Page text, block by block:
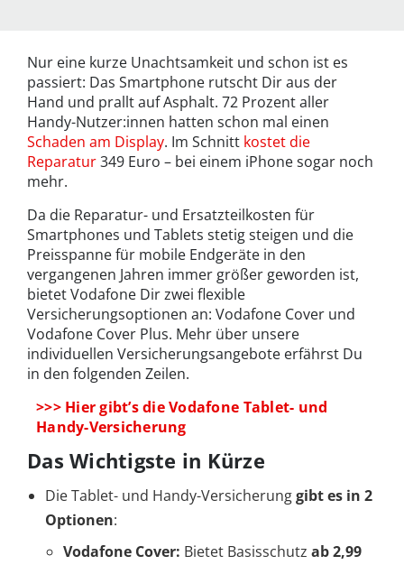
Nur eine kurze Unachtsamkeit und schon ist es
passiert: Das Smartphone rutscht Dir aus der
Hand und prallt auf Asphalt. 72 Prozent aller
Handy-Nutzer:innen hatten schon mal einen
Schaden am Display. Im Schnitt kostet die
Reparatur349 Euro – bei einem iPhone sogar noch
mehr.
Da die Reparatur- und Ersatzteilkosten für
Smartphones und Tablets stetig steigen und die
Preisspanne für mobile Endgeräte in den
vergangenen Jahren immer größer geworden ist,
bietet Vodafone Dir zwei flexible
Versicherungsoptionen an: Vodafone Cover und
Vodafone Cover Plus. Mehr über unsere
individuellen Versicherungsangebote erfährst Du
in den folgenden Zeilen.
>>> Hier gibt’s die Vodafone Tablet- und
Handy-Versicherung
Das Wichtigste in Kürze
Die Tablet- und Handy-Versicherunggibt es in 2
Optionen:
Vodafone Cover: Bietet Basisschutz ab 2,99